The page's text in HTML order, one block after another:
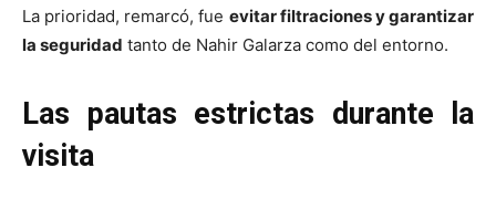
La prioridad, remarcó, fue evitar filtraciones y garantizar
la seguridad tanto de Nahir Galarza como del entorno.
Las pautas estrictas durante la
visita